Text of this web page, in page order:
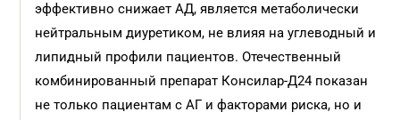
эффективно снижает АД, является метаболически
нейтральным диуретиком, не влияя на углеводный и
липидный профили пациентов. Отечественный
комбинированный препарат Консилар-Д24 показан
не только пациентам с АГ и факторами риска, но и